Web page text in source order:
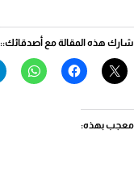
شارك هذه المقالة مع أصدقائك::
معجب بهذه: